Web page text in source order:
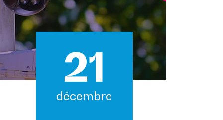
21
décembre